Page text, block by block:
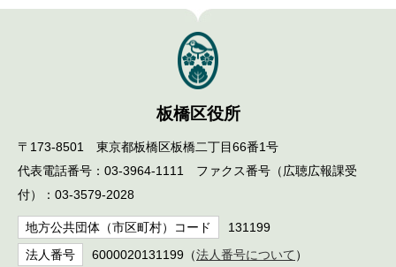
板橋区役所
〒173-8501 東京都板橋区板橋二丁目66番1号
代表電話番号：03-3964-1111 ファクス番号（広聴広報課受
付）：03-3579-2028
地方公共団体（市区町村）コード 131199
法人番号 6000020131199（法人番号について ）